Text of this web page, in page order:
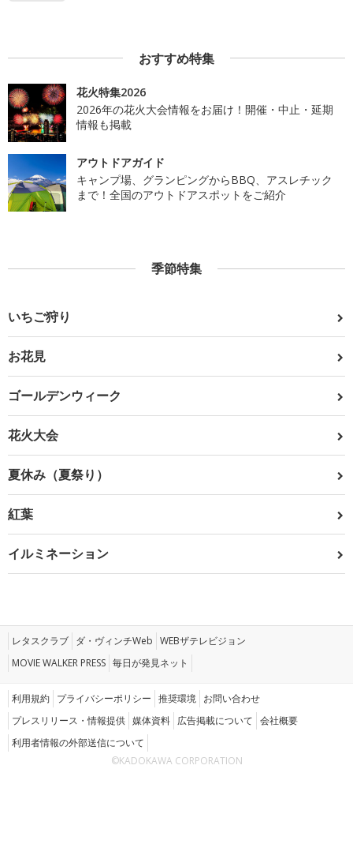
おすすめ特集
花火特集2026
2026年の花火大会情報をお届け！開催・中止・延期
情報も掲載
アウトドアガイド
キャンプ場、グランピングからBBQ、アスレチック
まで！全国のアウトドアスポットをご紹介
季節特集
いちご狩り
お花見
ゴールデンウィーク
花火大会
夏休み（夏祭り）
紅葉
イルミネーション
レタスクラブ ダ・ヴィンチWeb WEBザテレビジョン
MOVIE WALKER PRESS 毎日が発見ネット
利用規約 プライバシーポリシー 推奨環境 お問い合わせ
プレスリリース・情報提供 媒体資料 広告掲載について 会社概要
利用者情報の外部送信について
©KADOKAWA CORPORATION